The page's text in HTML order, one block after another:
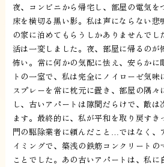
夜、コンビニから帰宅し、部屋の電気を
床を横切る黒い影。私は声にならない
の家に泊めてもらうしかありませんで
活は一変しました。夜、部屋に帰るのが
怖い。常に何かの気配に怯え、安らかに
トの一室で、私は完全にノイローゼ気
スプレーを常に枕元に置き、部屋の隅々
し、古いアパートは隙間だらけで、敵は
ます。最終的に、私が平和を取り戻す
門の駆除業者に頼んだこと…ではなく、
イミングで、築浅の鉄筋コンクリートの
ことでした。あの古いアパートは、私に